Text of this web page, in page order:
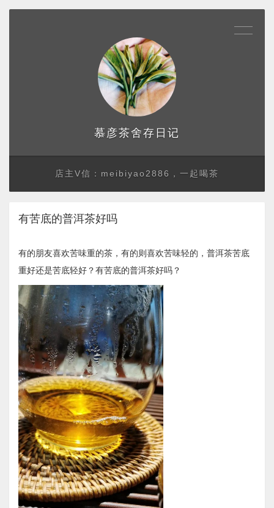
慕彦茶舍存日记
店主V信：meibiyao2886，一起喝茶
有苦底的普洱茶好吗
有的朋友喜欢苦味重的茶，有的则喜欢苦味轻的，普洱茶苦底
重好还是苦底轻好？有苦底的普洱茶好吗？